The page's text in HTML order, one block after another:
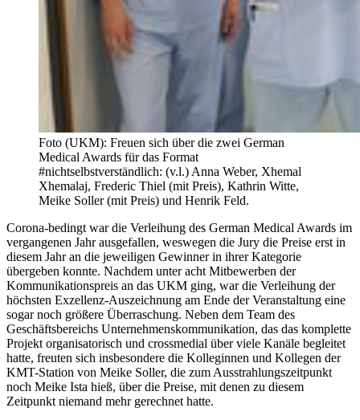
Foto (UKM): Freuen sich über die zwei German
Medical Awards für das Format
#nichtselbstverständlich: (v.l.) Anna Weber, Xhemal
Xhemalaj, Frederic Thiel (mit Preis), Kathrin Witte,
Meike Soller (mit Preis) und Henrik Feld.
Corona-bedingt war die Verleihung des German Medical Awards im
vergangenen Jahr ausgefallen, weswegen die Jury die Preise erst in
diesem Jahr an die jeweiligen Gewinner in ihrer Kategorie
übergeben konnte. Nachdem unter acht Mitbewerben der
Kommunikationspreis an das UKM ging, war die Verleihung der
höchsten Exzellenz-Auszeichnung am Ende der Veranstaltung eine
sogar noch größere Überraschung. Neben dem Team des
Geschäftsbereichs Unternehmenskommunikation, das das komplette
Projekt organisatorisch und crossmedial über viele Kanäle begleitet
hatte, freuten sich insbesondere die Kolleginnen und Kollegen der
KMT-Station von Meike Soller, die zum Ausstrahlungszeitpunkt
noch Meike Ista hieß, über die Preise, mit denen zu diesem
Zeitpunkt niemand mehr gerechnet hatte.